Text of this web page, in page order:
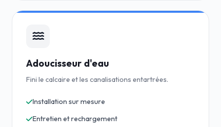
Adoucisseur d'eau
Fini le calcaire et les canalisations entartrées.
Installation sur mesure
Entretien et rechargement